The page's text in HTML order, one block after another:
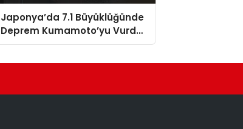
Japonya’da 7.1 Büyüklüğünde
Deprem Kumamoto’yu Vurdu
Yıkım ve Can Kaybı Bildirildi